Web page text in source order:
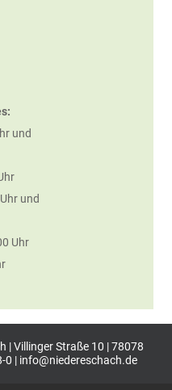
und
und
Uhr
| Villinger Straße 10 | 78078
0 | info@niedereschach.de